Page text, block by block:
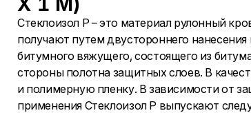
Стеклоизол Р – это материал рулонный
получают путем двустороннего
битумного вяжущего, состоящего из
стороны полотна защитных слоев. В
и полимерную пленку. В зависимости от
применения Стеклоизол Р выпускают